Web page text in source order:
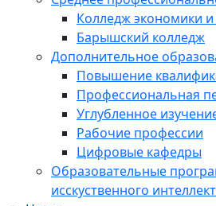
Колледж экономики
Барышский колледж
Дополнительное
Повышение
Профессиональная
Углубленное
Рабочие профессии
Цифровые кафедры
Образовательные
исскуственного